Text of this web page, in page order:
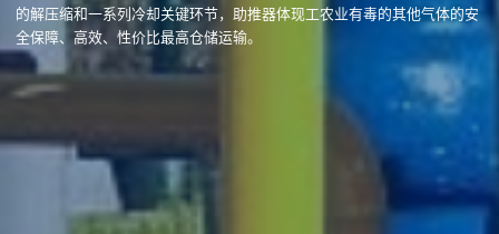
的解压缩和一系列冷却关键环节，助推器体现工农业有毒的其他气体的安
全保障、高效、性价比最高仓储运输。